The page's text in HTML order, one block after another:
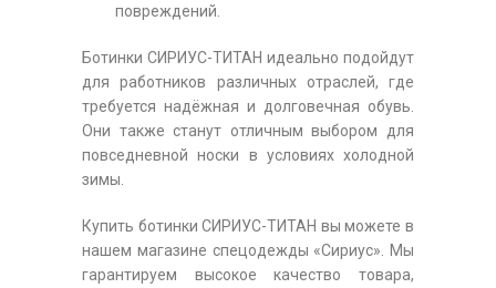
повреждений.
Ботинки СИРИУС-ТИТАН идеально подойдут
для работников различных отраслей, где
требуется надёжная и долговечная обувь.
Они также станут отличным выбором для
повседневной носки в условиях холодной
зимы.
Купить ботинки СИРИУС-ТИТАН вы можете в
нашем магазине спецодежды «Сириус». Мы
гарантируем высокое качество товара,